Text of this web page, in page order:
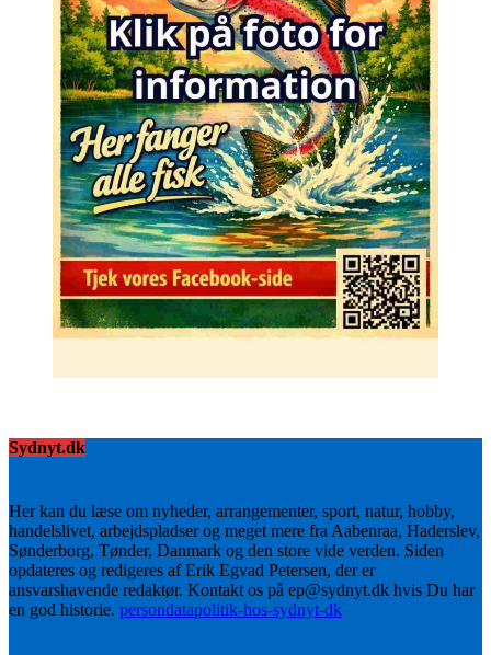
Sydnyt.dk
Her kan du læse om nyheder, arrangementer, sport, natur, hobby,
handelslivet, arbejdspladser og meget mere fra Aabenraa, Haderslev,
Sønderborg, Tønder, Danmark og den store vide verden. Siden
opdateres og redigeres af Erik Egvad Petersen, der er
ansvarshavende redaktør. Kontakt os på ep@sydnyt.dk hvis Du har
en god historie. persondatapolitik-hos-sydnyt-dk